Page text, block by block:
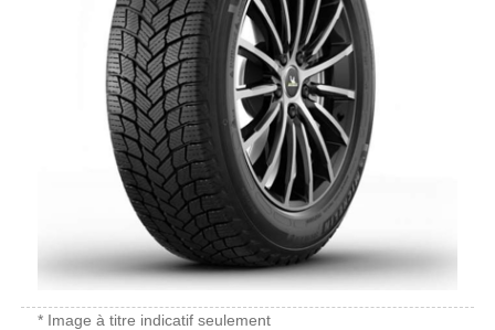
* Image à titre indicatif seulement